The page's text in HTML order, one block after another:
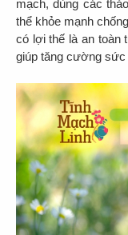
mạch, dùng các
thể khỏe mạnh
có lợi thế là an toàn
giúp tăng cường sức